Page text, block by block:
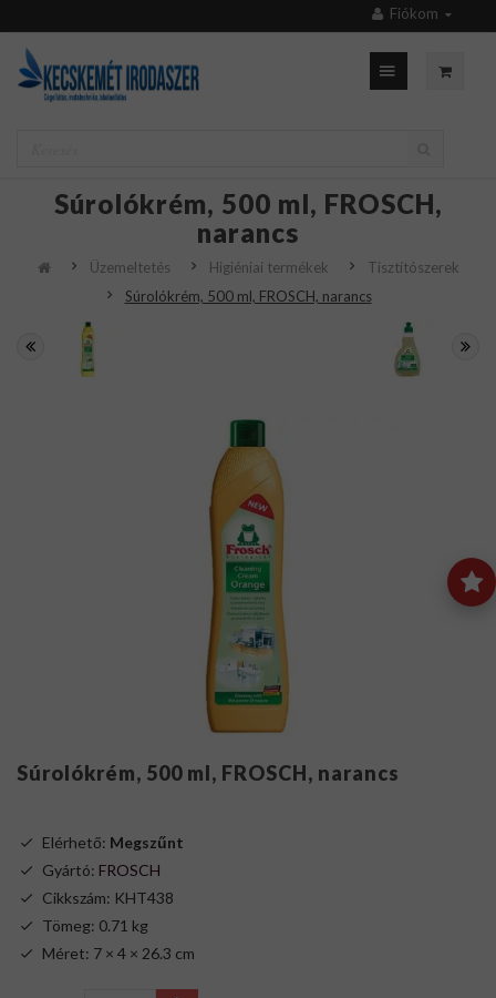
Fiókom
Súrolókrém, 500 ml, FROSCH,
narancs
Üzemeltetés Higiéniai termékek
Tisztítószerek
Súrolókrém, 500 ml, FROSCH, narancs
Súrolókrém, 500 ml, FROSCH, narancs
Elérhető: Megszűnt
Gyártó: FROSCH
Cikkszám: KHT438
Tömeg: 0.71 kg
Méret: 7 × 4 × 26.3 cm